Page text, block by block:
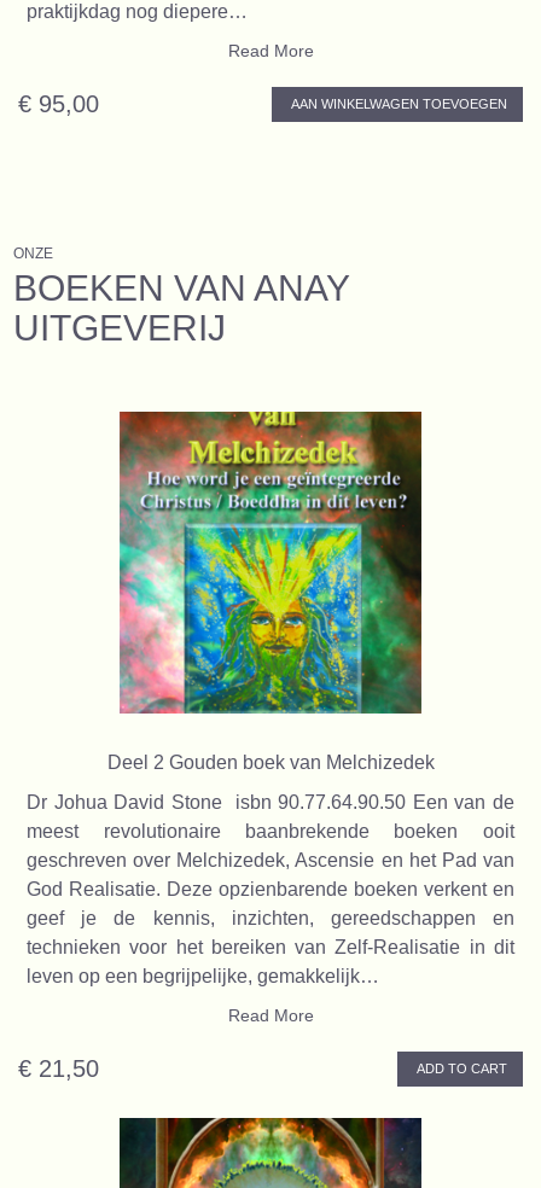
praktijkdag nog diepere…
Read More
€ 95,00 AAN WINKELWAGEN TOEVOEGEN
ONZE
BOEKEN VAN ANAY
UITGEVERIJ
Deel 2 Gouden boek van Melchizedek
Dr Johua David Stone isbn 90.77.64.90.50 Een van de
meest revolutionaire baanbrekende boeken ooit
geschreven over Melchizedek, Ascensie en het Pad van
God Realisatie. Deze opzienbarende boeken verkent en
geef je de kennis, inzichten, gereedschappen en
technieken voor het bereiken van Zelf-Realisatie in dit
leven op een begrijpelijke, gemakkelijk…
Read More
€ 21,50 ADD TO CART